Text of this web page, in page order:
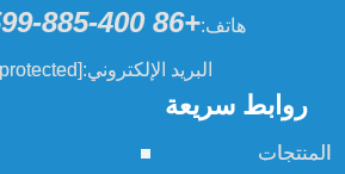
روابط سريعة
المنتجات
هاتف:+86 400-885-9599
البريد الإلكتروني:[email protected]